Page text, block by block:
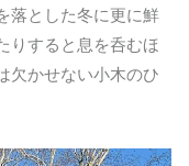
落とした冬に更に鮮
りすると息を呑むほ
欠かせない小木のひ